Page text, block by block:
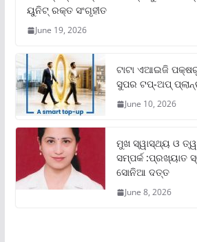
ୟୁନିଟ୍‌ ରକ୍ତ ସଂଗୃହୀତ
June 19, 2026
ଟାଟା ଏଆଇଜି
ସୁପର ଟପ୍‌-ଅପ୍
June 10, 2026
ମୁଖ ସ୍ୱାସ୍ଥ୍ୟ ଓ
ସମ୍ପର୍କ :ପ୍ରଖ୍ୟାତ
ସୋନିଆ ଦତ୍ତ
June 8, 2026